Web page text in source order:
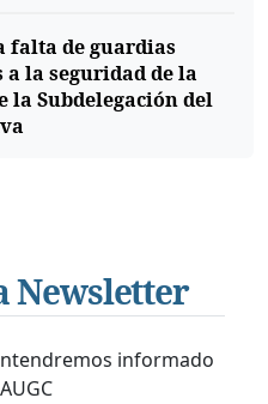
falta de guardias
la seguridad de la
la Subdelegación del
Newsletter
informado